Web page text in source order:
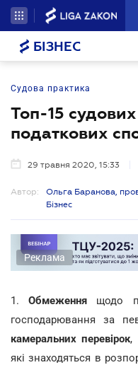
БІЗНЕС
Судова практика
Топ-15
податкових
29 травня 2020, 15:33
Автор:
Ольга Баранова,
Бізнес
Реклама
1.Обмеження щодо
господарювання за
камеральних перевірок,
які знаходяться в